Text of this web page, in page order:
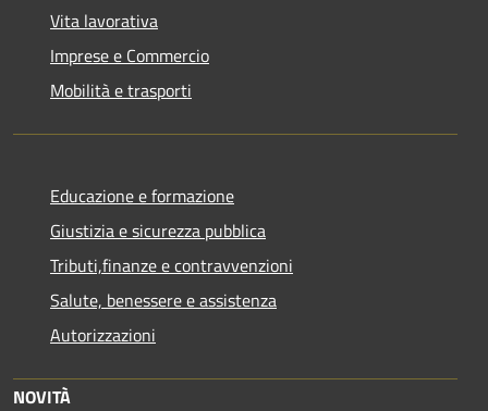
Vita lavorativa
Imprese e Commercio
Mobilità e trasporti
Educazione e formazione
Giustizia e sicurezza pubblica
Tributi,finanze e contravvenzioni
Salute, benessere e assistenza
Autorizzazioni
NOVITÀ